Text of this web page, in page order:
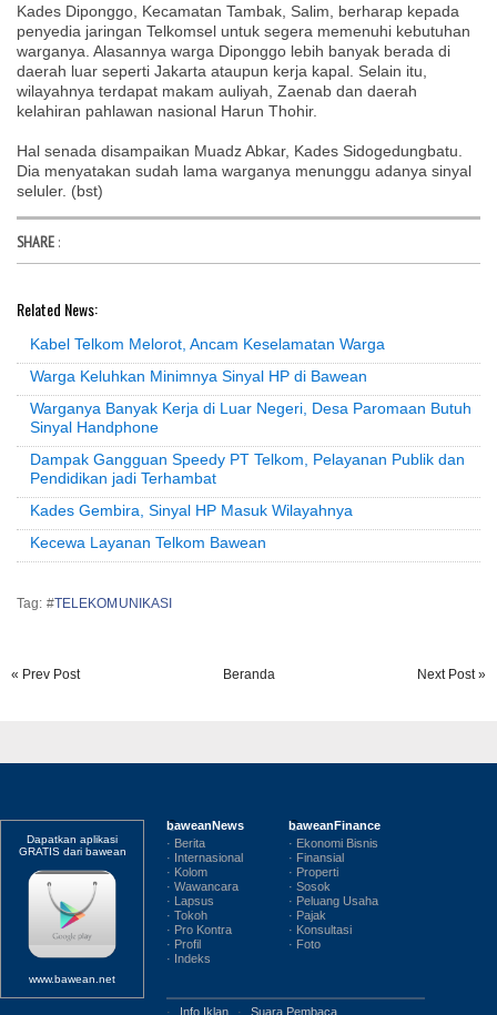
Kades Diponggo, Kecamatan Tambak, Salim, berharap kepada
penyedia jaringan Telkomsel untuk segera memenuhi kebutuhan
warganya. Alasannya warga Diponggo lebih banyak berada di
daerah luar seperti Jakarta ataupun kerja kapal. Selain itu,
wilayahnya terdapat makam auliyah, Zaenab dan daerah
kelahiran pahlawan nasional Harun Thohir.
Hal senada disampaikan Muadz Abkar, Kades Sidogedungbatu.
Dia menyatakan sudah lama warganya menunggu adanya sinyal
seluler. (bst)
SHARE :
Related News:
Kabel Telkom Melorot, Ancam Keselamatan Warga
Warga Keluhkan Minimnya Sinyal HP di Bawean
Warganya Banyak Kerja di Luar Negeri, Desa Paromaan Butuh
Sinyal Handphone
Dampak Gangguan Speedy PT Telkom, Pelayanan Publik dan
Pendidikan jadi Terhambat
Kades Gembira, Sinyal HP Masuk Wilayahnya
Kecewa Layanan Telkom Bawean
Tag: #TELEKOMUNIKASI
« Prev Post Next Post »
Beranda
Dapatkan aplikasi
GRATIS dari bawean
www.bawean.net
baweanNews
· Berita
· Internasional
· Kolom
· Wawancara
· Lapsus
· Tokoh
· Pro Kontra
· Profil
· Indeks
baweanFinance
· Ekonomi Bisnis
· Finansial
· Properti
· Sosok
· Peluang Usaha
· Pajak
· Konsultasi
· Foto
· Info Iklan · Suara Pembaca